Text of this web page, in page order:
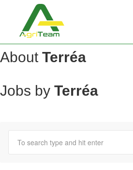
About Terréa
Jobs by Terréa